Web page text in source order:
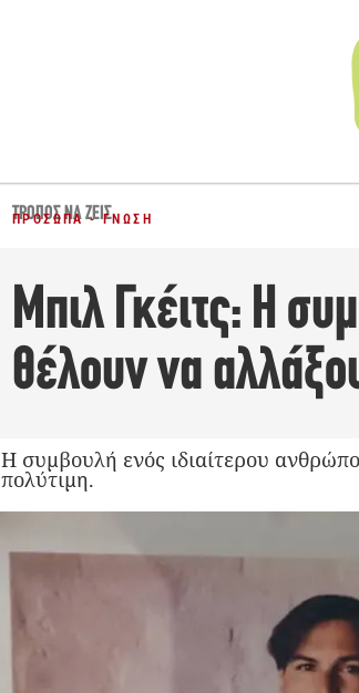
ΤΡΌΠΟΣ ΝΑ ΖΕΙΣ
ΠΡΌΣΩΠΑ - ΓΝΏΣΗ
Μπιλ Γκέιτς: Η
θέλουν να
Η συμβουλή ενός ιδιαίτερου
πολύτιμη.